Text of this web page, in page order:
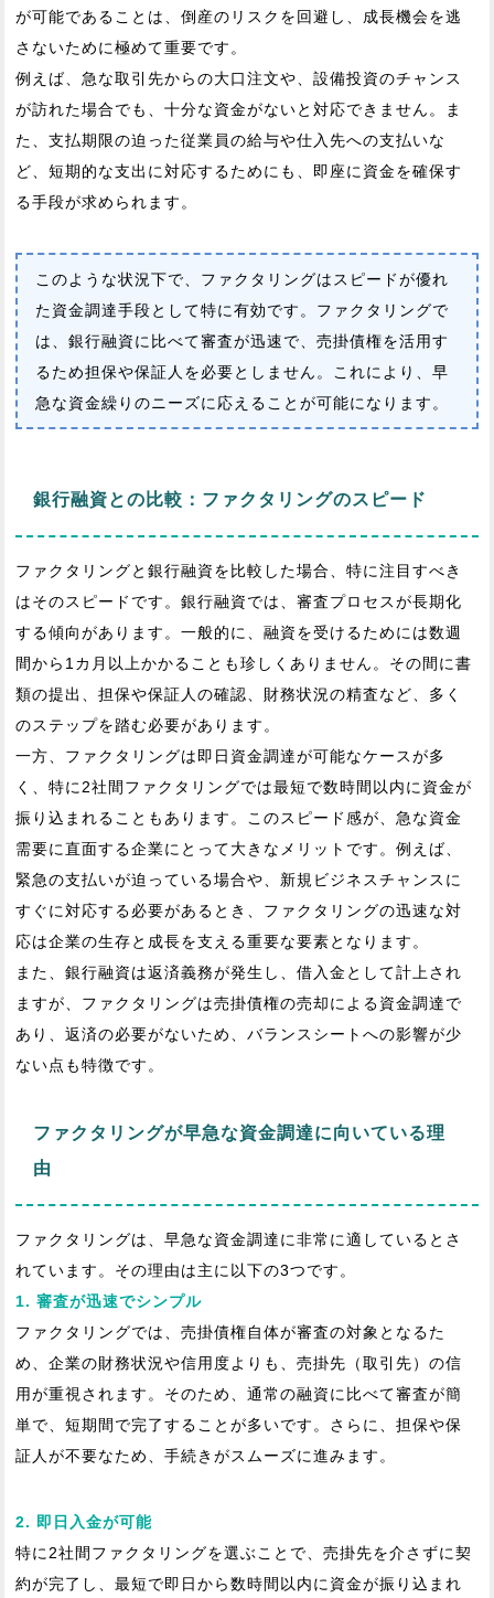
が可能であることは、倒産のリスクを回避し、成長機会を逃
さないために極めて重要です。
例えば、急な取引先からの大口注文や、設備投資のチャンス
が訪れた場合でも、十分な資金がないと対応できません。ま
た、支払期限の迫った従業員の給与や仕入先への支払いな
ど、短期的な支出に対応するためにも、即座に資金を確保す
る手段が求められます。
このような状況下で、ファクタリングはスピードが優れ
た資金調達手段として特に有効です。ファクタリングで
は、銀行融資に比べて審査が迅速で、売掛債権を活用す
るため担保や保証人を必要としません。これにより、早
急な資金繰りのニーズに応えることが可能になります。
銀行融資との比較：ファクタリングのスピード
ファクタリングと銀行融資を比較した場合、特に注目すべき
はそのスピードです。銀行融資では、審査プロセスが長期化
する傾向があります。一般的に、融資を受けるためには数週
間から1カ月以上かかることも珍しくありません。その間に書
類の提出、担保や保証人の確認、財務状況の精査など、多く
のステップを踏む必要があります。
一方、ファクタリングは即日資金調達が可能なケースが多
く、特に2社間ファクタリングでは最短で数時間以内に資金が
振り込まれることもあります。このスピード感が、急な資金
需要に直面する企業にとって大きなメリットです。例えば、
緊急の支払いが迫っている場合や、新規ビジネスチャンスに
すぐに対応する必要があるとき、ファクタリングの迅速な対
応は企業の生存と成長を支える重要な要素となります。
また、銀行融資は返済義務が発生し、借入金として計上され
ますが、ファクタリングは売掛債権の売却による資金調達で
あり、返済の必要がないため、バランスシートへの影響が少
ない点も特徴です。
ファクタリングが早急な資金調達に向いている理
由
ファクタリングは、早急な資金調達に非常に適しているとさ
れています。その理由は主に以下の3つです。
1. 審査が迅速でシンプル
ファクタリングでは、売掛債権自体が審査の対象となるた
め、企業の財務状況や信用度よりも、売掛先（取引先）の信
用が重視されます。そのため、通常の融資に比べて審査が簡
単で、短期間で完了することが多いです。さらに、担保や保
証人が不要なため、手続きがスムーズに進みます。
2. 即日入金が可能
特に2社間ファクタリングを選ぶことで、売掛先を介さずに契
約が完了し、最短で即日から数時間以内に資金が振り込まれ